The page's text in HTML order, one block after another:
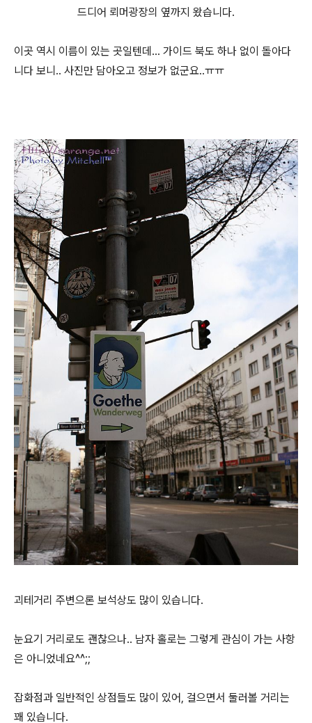
드디어 뢰머광장의 옆까지 왔습니다.
이곳 역시 이름이 있는 곳일텐데... 가이드 북도 하나 없이 돌아다
니다 보니.. 사진만 담아오고 정보가 없군요..ㅠㅠ
괴테거리 주변으론 보석상도 많이 있습니다.
눈요기 거리로도 괜찮으나.. 남자 홀로는 그렇게 관심이 가는 사항
은 아니었네요^^;;
잡화점과 일반적인 상점들도 많이 있어, 걸으면서 둘러볼 거리는
꽤 있습니다.